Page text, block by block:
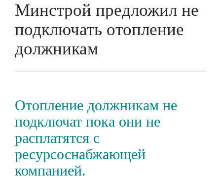
Минстрой предложил не
подключать отопление
должникам
Отопление должникам не
подключат пока они не
расплатятся с
ресурсоснабжающей
компанией.